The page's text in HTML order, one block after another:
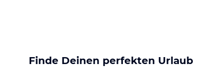
Finde Deinen perfekten Urlaub